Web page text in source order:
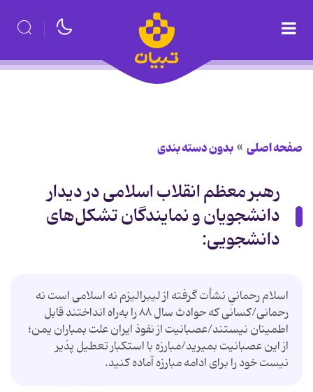
صفحه اصلی بدون دسته بندی
رهبر معظم انقلاب اسلامی در دیدار
دانشجویان و نمایندگان تشکل‌های
دانشجویی:
اسلام رحمانیِ نشأت گرفته از لیبرالیزم نه اسلامی است نه
رحمانی/کسانی که حوادث سال ۸۸ را به‌راه انداختند قابل
اطمینان نیستند/عصبانیت از نفوذ ایران علت بمباران یمن؛
از این عصبانیت بمیرید/مبارزه با استکبار تعطیل پذیر
نیست خود را برای ادامه مبارزه آماده کنید.